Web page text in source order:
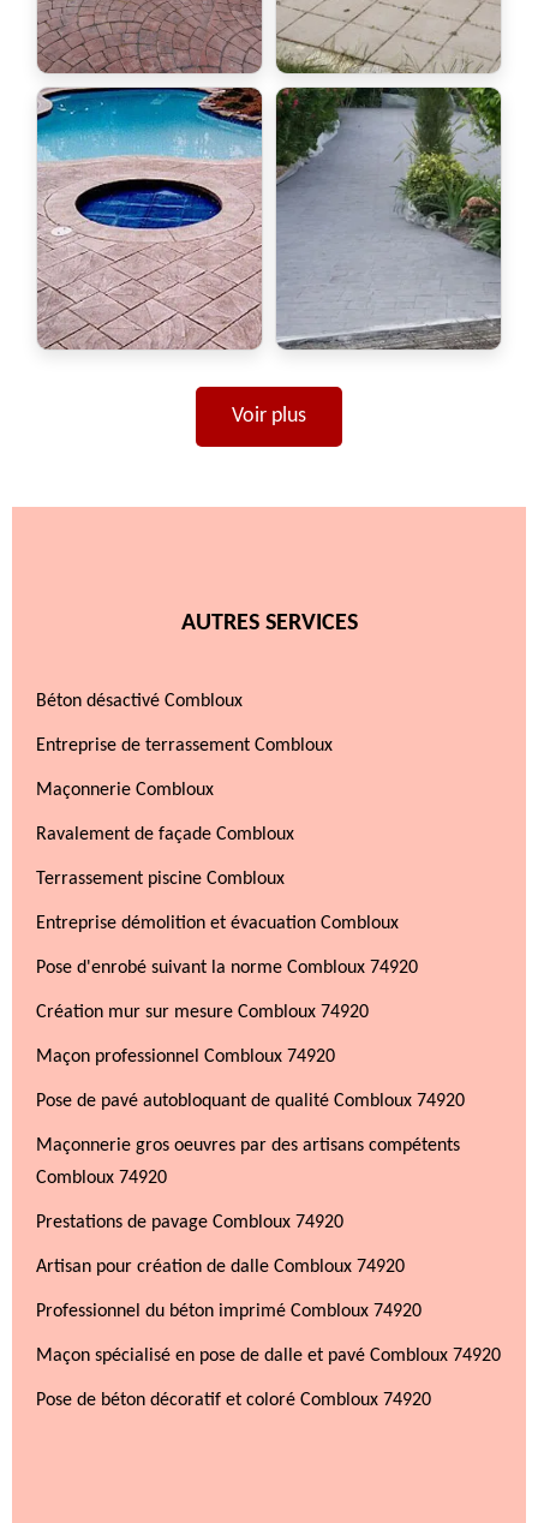
Voir plus
AUTRES SERVICES
Béton désactivé Combloux
Entreprise de terrassement Combloux
Maçonnerie Combloux
Ravalement de façade Combloux
Terrassement piscine Combloux
Entreprise démolition et évacuation Combloux
Pose d'enrobé suivant la norme Combloux 74920
Création mur sur mesure Combloux 74920
Maçon professionnel Combloux 74920
Pose de pavé autobloquant de qualité Combloux 74920
Maçonnerie gros oeuvres par des artisans compétents
Combloux 74920
Prestations de pavage Combloux 74920
Artisan pour création de dalle Combloux 74920
Professionnel du béton imprimé Combloux 74920
Maçon spécialisé en pose de dalle et pavé Combloux 74920
Pose de béton décoratif et coloré Combloux 74920